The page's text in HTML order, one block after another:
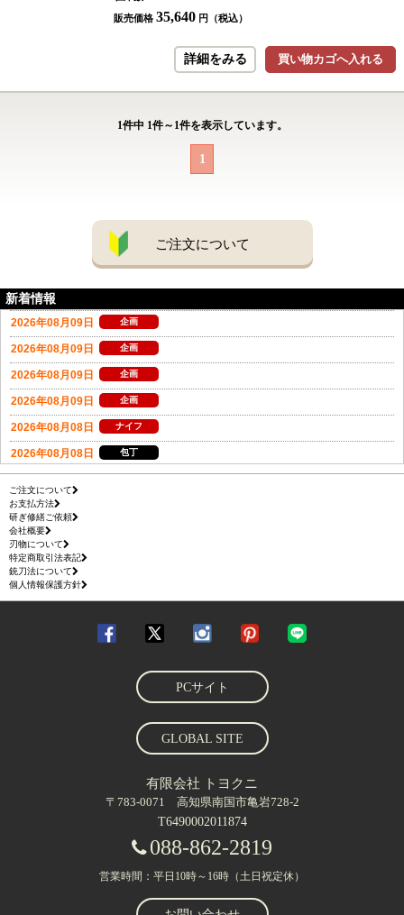
販売価格 35,640 円（税込）
買い物カゴへ入れる
詳細をみる
1件中 1件～ 1件を表示しています。
1
ご注文について
新着情報
ご注文について
お支払方法
研ぎ修繕ご依頼
会社概要
刃物について
特定商取引法表記
銃刀法について
個人情報保護方針
PCサイト
GLOBAL SITE
有限会社 トヨクニ
〒783-0071 高知県南国市亀岩728-2
T6490002011874
088-862-2819
営業時間：平日10時～16時（土日祝定休）